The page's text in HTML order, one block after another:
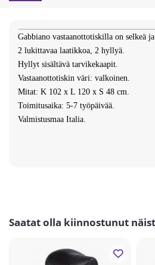
Gabbiano vastaanottotiskilla on selkeä
2 lukittavaa laatikkoa, 2 hyllyä.
Hyllyt sisältävä tarvikekaapit.
Vastaanottotiskin väri: valkoinen.
Mitat: K 102 x L 120 x S 48 cm.
Toimitusaika: 5-7 työpäivää.
Valmistusmaa Italia.
Saatat olla kiinnostunut